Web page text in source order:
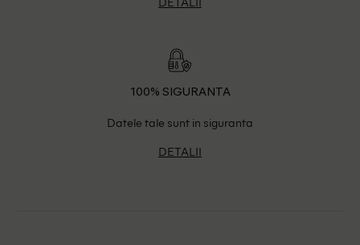
100% SIGURANTA
Datele tale sunt in siguranta
DETALII